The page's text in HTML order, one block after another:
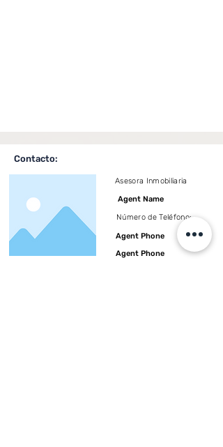
Contacto:
Asesora Inmobiliaria
Agent Name
Número de Teléfono:
Agent Phone
Agent Phone